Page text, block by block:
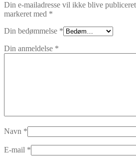
Din e-mailadresse vil ikke blive
markeret med *
Din bedømmelse *
Din anmeldelse *
Navn *
E-mail *